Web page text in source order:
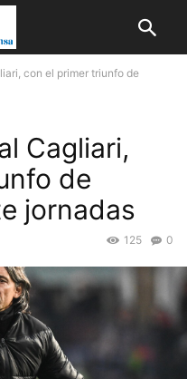
con el primer triunfo de
Cagliari,
de
jornadas
0
125